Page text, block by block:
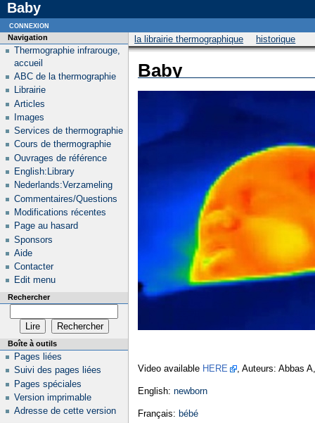
Baby
la librairie thermographique historique
Baby
Video available HERE , Auteurs: Abbas
English: newborn
Français: bébé
Navigation
Thermographie infrarouge,
accueil
ABC de la thermographie
Librairie
Articles
Images
Services de thermographie
Cours de thermographie
Ouvrages de référence
English:Library
Nederlands:Verzameling
Commentaires/Questions
Modifications récentes
Page au hasard
Sponsors
Aide
Contacter
Edit menu
Rechercher
Boîte à outils
Pages liées
Suivi des pages liées
Pages spéciales
Version imprimable
Adresse de cette version
connexion